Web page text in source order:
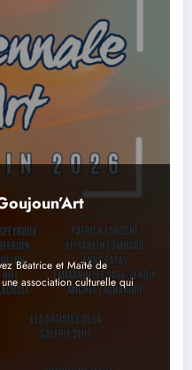
Béatrice et Maïté de
association culturelle qui